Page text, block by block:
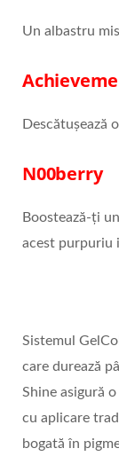
Un albastru
Descătușează
N00berry
Boostează-ți
acest purpuriu
Sistemul
care durează
Shine asigură
cu aplicare
bogată în